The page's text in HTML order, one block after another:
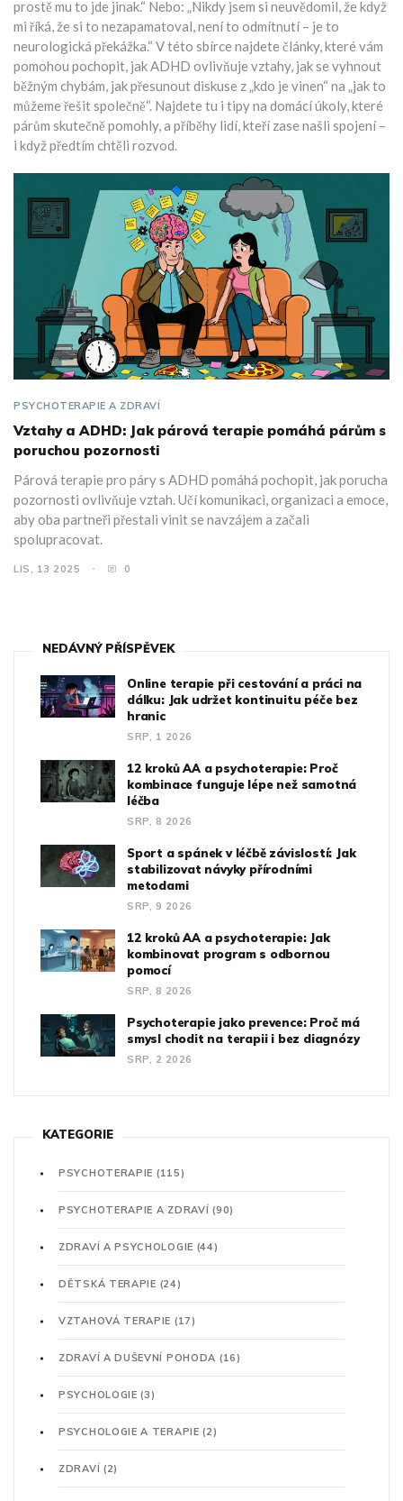
prostě mu to jde jinak.“ Nebo: „Nikdy jsem si neuvědomil, že když
mi říká, že si to nezapamatoval, není to odmítnutí – je to
neurologická překážka.“ V této sbírce najdete články, které vám
pomohou pochopit, jak ADHD ovlivňuje vztahy, jak se vyhnout
běžným chybám, jak přesunout diskuse z „kdo je vinen“ na „jak to
můžeme řešit společně“. Najdete tu i tipy na domácí úkoly, které
párům skutečně pomohly, a příběhy lidí, kteří zase našli spojení –
i když předtím chtěli rozvod.
PSYCHOTERAPIE A ZDRAVÍ
Vztahy a ADHD: Jak párová terapie pomáhá párům s
poruchou pozornosti
Párová terapie pro páry s ADHD pomáhá pochopit, jak porucha
pozornosti ovlivňuje vztah. Učí komunikaci, organizaci a emoce,
aby oba partneři přestali vinit se navzájem a začali
spolupracovat.
LIS, 13 2025 0
NEDÁVNÝ PŘÍSPĚVEK
Online terapie při cestování a práci na
dálku: Jak udržet kontinuitu péče bez
hranic
SRP, 1 2026
12 kroků AA a psychoterapie: Proč
kombinace funguje lépe než samotná
léčba
SRP, 8 2026
Sport a spánek v léčbě závislostí: Jak
stabilizovat návyky přírodními
metodami
SRP, 9 2026
12 kroků AA a psychoterapie: Jak
kombinovat program s odbornou
pomocí
SRP, 8 2026
Psychoterapie jako prevence: Proč má
smysl chodit na terapii i bez diagnózy
SRP, 2 2026
KATEGORIE
PSYCHOTERAPIE (115)
PSYCHOTERAPIE A ZDRAVÍ(90)
ZDRAVÍ A PSYCHOLOGIE (44)
DĚTSKÁ TERAPIE (24)
VZTAHOVÁ TERAPIE (17)
ZDRAVÍ A DUŠEVNÍ POHODA (16)
PSYCHOLOGIE(3)
PSYCHOLOGIE A TERAPIE(2)
ZDRAVÍ (2)